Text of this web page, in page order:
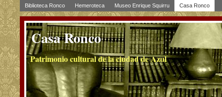
Biblioteca Ronco Hemeroteca Museo Enrique Squirru Casa Ronco
Casa Ronco
Patrimonio cultural de la ciudad de Azul